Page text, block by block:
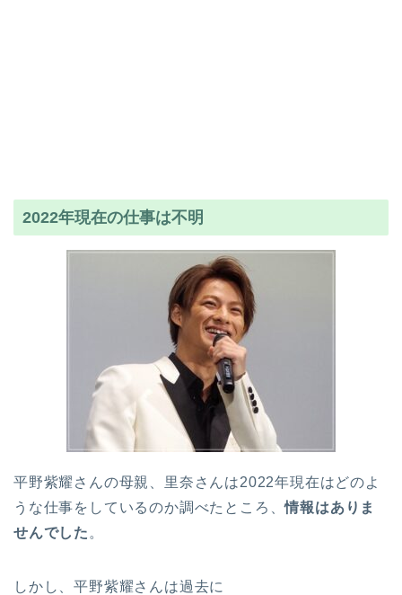
2022年現在の仕事は不明
平野紫耀さんの母親、里奈さんは2022年現在はどのよ
うな仕事をしているのか調べたところ、情報はありま
せんでした 。
しかし、平野紫耀さんは過去に